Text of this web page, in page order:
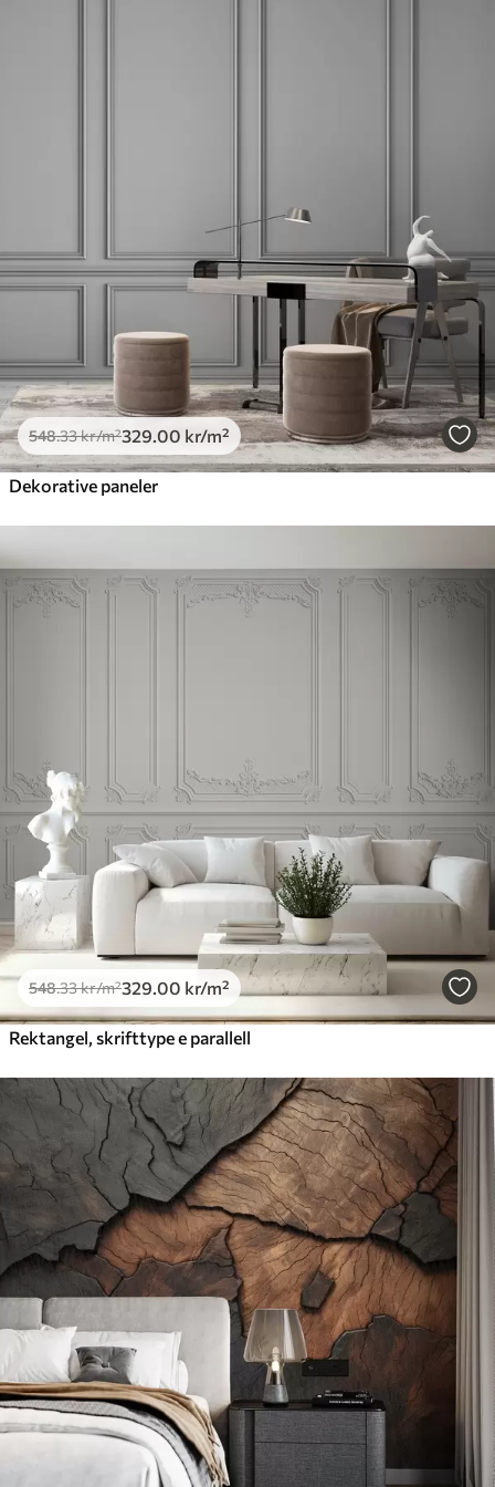
650.00390.00kr/m²
Peel and Stick
925.00 555
548.33kr/m²329.00 kr/m²
Dekorative paneler
548.33kr/m²329.00 kr/m²
Rektangel, skrifttype e parallell